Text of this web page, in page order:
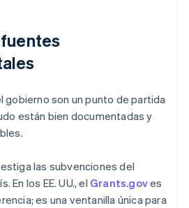
gobierno son un punto de partida
están bien documentadas y
las subvenciones del
En los EE. UU., el Grants.goves
es una ventanilla única para